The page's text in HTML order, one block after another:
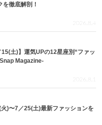
徹底解剖！
2026.8.4
15(土)】運気UPの12星座別“ファッ
Magazine-
2026.8.1
火)〜7／25(土)最新ファッションを